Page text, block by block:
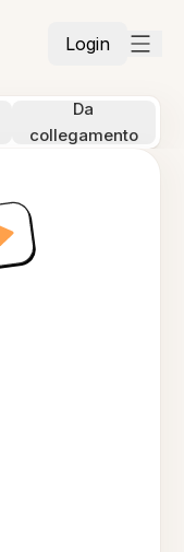
Login
Da
collegamento